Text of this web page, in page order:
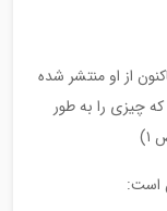
از او منتشر شده
که چیزی را به طور
است: